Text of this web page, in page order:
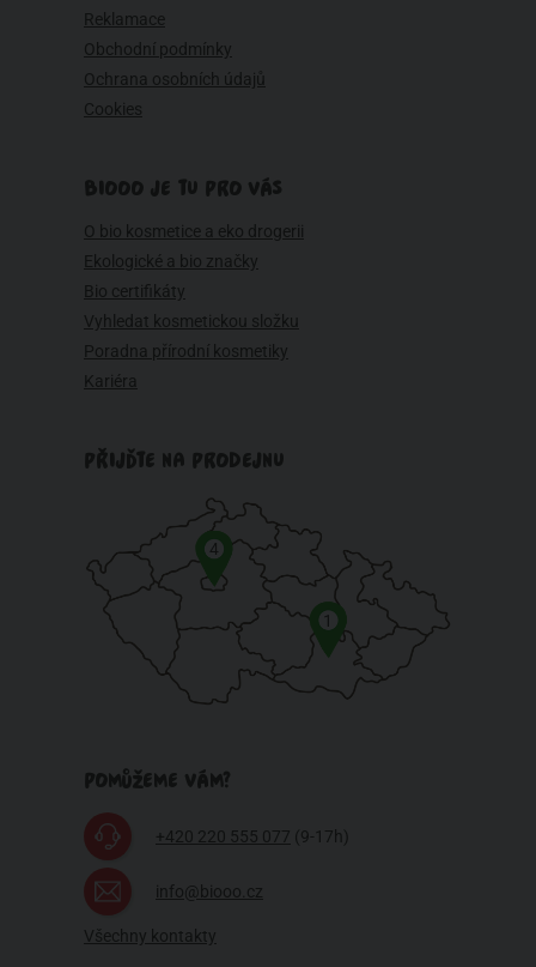
Reklamace
Obchodní podmínky
Ochrana osobních údajů
Cookies
BIOOO JE TU PRO VÁS
O bio kosmetice a eko drogerii
Ekologické a bio značky
Bio certifikáty
Vyhledat kosmetickou složku
Poradna přírodní kosmetiky
Kariéra
PŘIJĎTE NA PRODEJNU
1
4
POMŮŽEME VÁM?
+420 220 555 077 (9-17h)
info@biooo.cz
Všechny kontakty